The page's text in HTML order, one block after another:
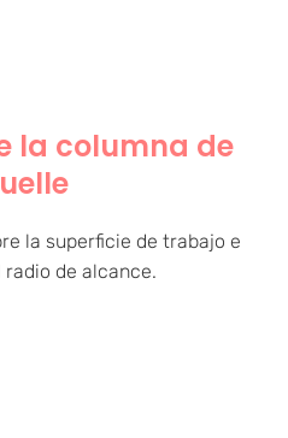
la columna de
la superficie de trabajo e
de alcance.